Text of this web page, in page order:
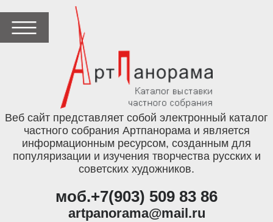
Веб сайт представляет собой электронный каталог
частного собрания Артпанорама и является
информационным ресурсом, созданным для
популяризации и изучения творчества русских и
советских художников.
моб.+7(903) 509 83 86
artpanorama@mail.ru